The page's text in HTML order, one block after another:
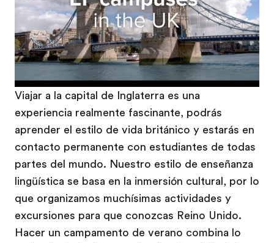
Viajar a la capital de Inglaterra es una
experiencia realmente fascinante, podrás
aprender el estilo de vida británico y estarás en
contacto permanente con estudiantes de todas
partes del mundo. Nuestro estilo de enseñanza
lingüística se basa en la inmersión cultural, por lo
que organizamos muchísimas actividades y
excursiones para que conozcas Reino Unido.
Hacer un campamento de verano combina lo